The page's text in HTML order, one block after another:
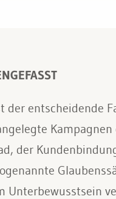
der entscheidende
der
Unterbewusstsein